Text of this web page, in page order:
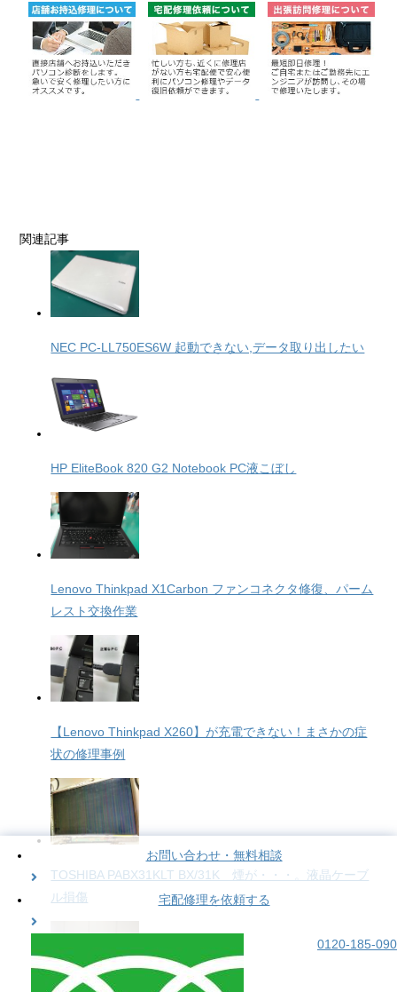
関連記事
NEC PC-LL750ES6W 起動できない,データ取り出したい
HP EliteBook 820 G2 Notebook PC液こぼし
Lenovo Thinkpad X1Carbon ファンコネクタ修復、パーム
レスト交換作業
【Lenovo Thinkpad X260】が充電できない！まさかの症
状の修理事例
TOSHIBA PABX31KLT BX/31K 煙が・・・。液晶ケーブ
ル損傷
お問い合わせ・無料相談
宅配修理を依頼する
0120-185-090